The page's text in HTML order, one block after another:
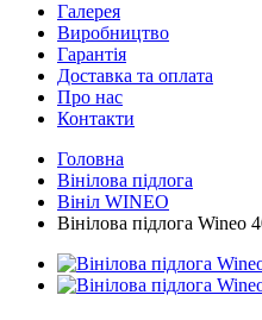
Галерея
Виробництво
Гарантія
Доставка та оплата
Про нас
Контакти
Головна
Вінілова підлога
Вініл WINEO
Вінілова підлога